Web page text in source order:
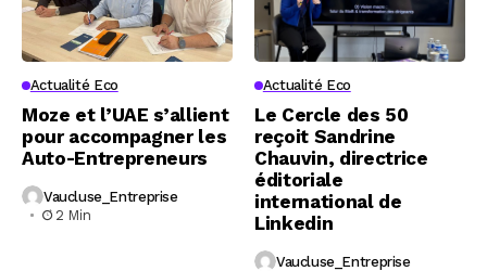
Actualité Eco
Moze et l’UAE s’allient
pour accompagner les
Auto-Entrepreneurs
Vaucluse_Entreprise
2 Min
Actualité Eco
Le Cercle des 50
reçoit Sandrine
Chauvin, directrice
éditoriale
international de
Linkedin
Vaucluse_Entreprise